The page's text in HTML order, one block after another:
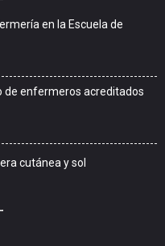
en la Escuela de
de enfermeros acreditados
cutánea y sol